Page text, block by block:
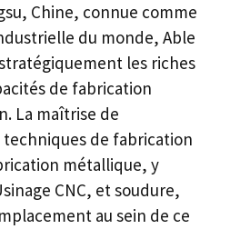
Chine, connue comme
du monde, Able
les riches
de fabrication
La maîtrise de
techniques de fabrication
métallique, y
CNC, et soudure,
au sein de ce